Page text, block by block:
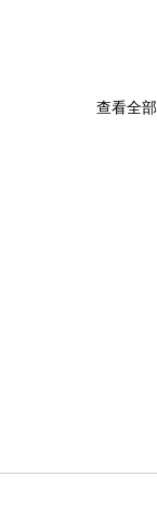
查看全部